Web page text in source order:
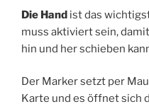
Die Hand ist das
muss aktiviert sein,
hin und her schieben
Der Marker setzt per
Karte und es öffnet sich